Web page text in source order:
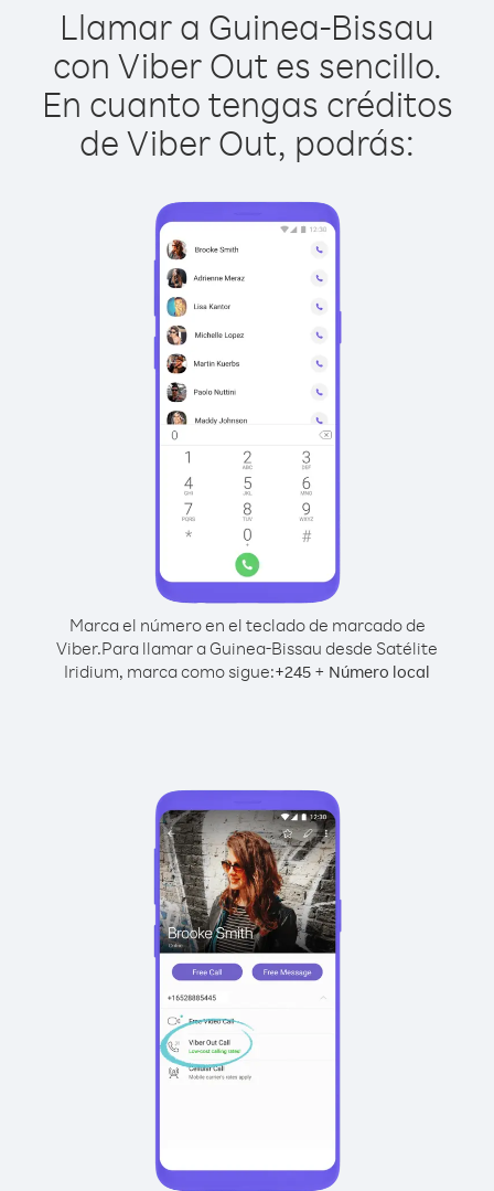
Llamar a Guinea-Bissau
con Viber Out es sencillo.
En cuanto tengas créditos
de Viber Out, podrás:
Marca el número en el teclado de marcado de
Viber.Para llamar a Guinea-Bissau desde Satélite
Iridium, marca como sigue:+245 + Número local